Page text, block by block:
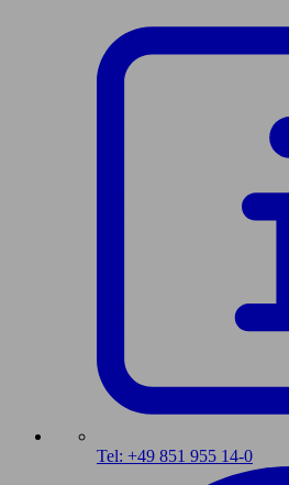
Tel: +49 851 955 14-0